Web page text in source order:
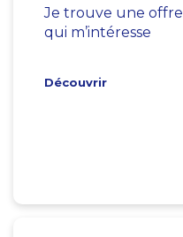
Je trouve une
qui m’intéresse
Découvrir